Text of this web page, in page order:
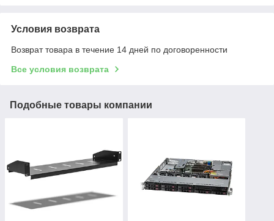
Условия возврата
Возврат товара в течение 14 дней по договоренности
Все условия возврата
Подобные товары компании